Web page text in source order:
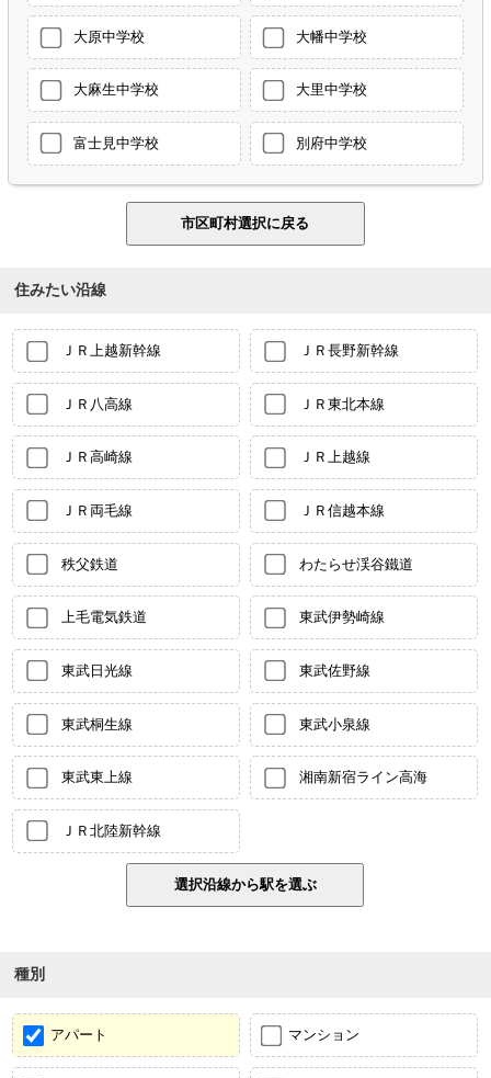
大原中学校 大幡中学校
大麻生中学校 大里中学校
富士見中学校 別府中学校
住みたい沿線
ＪＲ上越新幹線 ＪＲ長野新幹線
ＪＲ八高線 ＪＲ東北本線
ＪＲ高崎線 ＪＲ上越線
ＪＲ両毛線 ＪＲ信越本線
秩父鉄道 わたらせ渓谷鐵道
上毛電気鉄道 東武伊勢崎線
東武日光線 東武佐野線
東武桐生線 東武小泉線
東武東上線 湘南新宿ライン高海
ＪＲ北陸新幹線
種別
アパート マンション